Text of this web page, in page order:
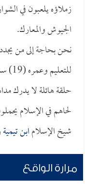
زملاؤه يلعبون في
الجيوش والمعارك.
نحن بحاجة إلى من
حلقة هائلة لا يدرك
لحاهم في الإسلام
شيخ الإسلامابن تيمية
مرارة الواقع